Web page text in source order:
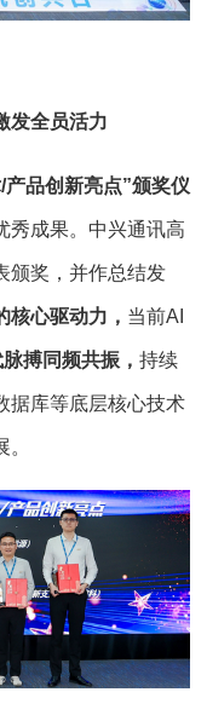
发全员活力
产品创新亮点”颁奖仪
秀成果。中兴通讯高
颁奖，并作总结发
心驱动力， 当前AI
搏同频共振， 持续
据库等底层核心技术